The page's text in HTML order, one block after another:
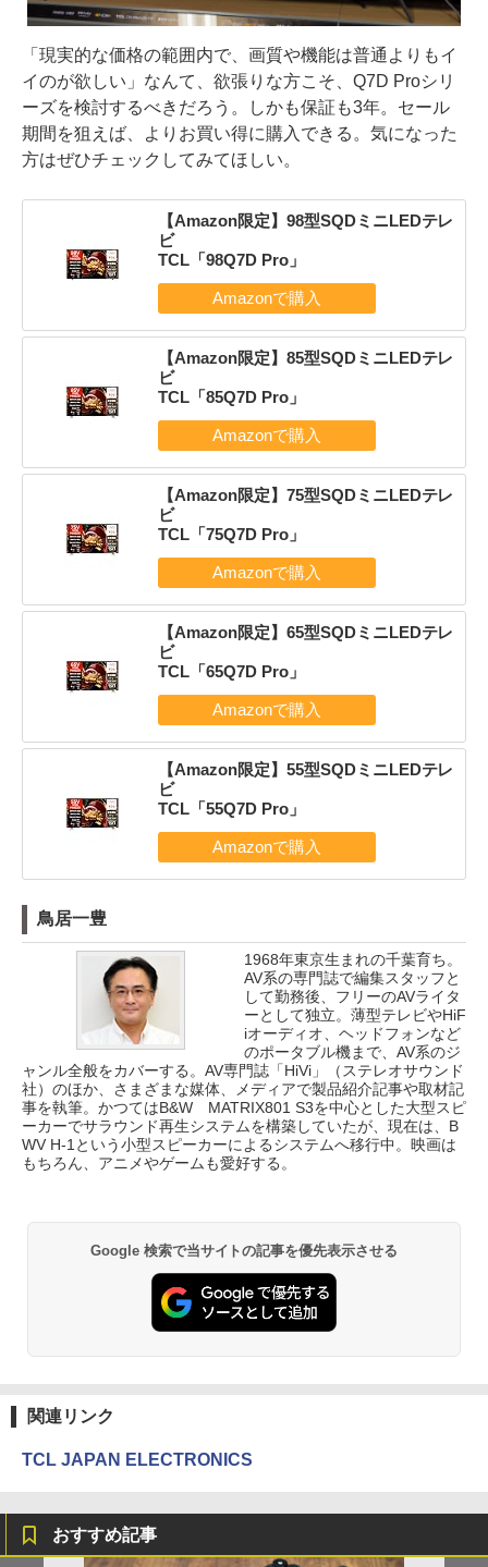
「現実的な価格の範囲内で、画質や機能は普通よりもイ
イのが欲しい」なんて、欲張りな方こそ、Q7D Proシリ
ーズを検討するべきだろう。しかも保証も3年。セール
期間を狙えば、よりお買い得に購入できる。気になった
方はぜひチェックしてみてほしい。
【Amazon限定】98型SQDミニLEDテレ
ビ
TCL「98Q7D Pro」
【Amazon限定】85型SQDミニLEDテレ
ビ
TCL「85Q7D Pro」
【Amazon限定】75型SQDミニLEDテレ
ビ
TCL「75Q7D Pro」
【Amazon限定】65型SQDミニLEDテレ
ビ
TCL「65Q7D Pro」
【Amazon限定】55型SQDミニLEDテレ
ビ
TCL「55Q7D Pro」
鳥居一豊
1968年東京生まれの千葉育ち。
AV系の専門誌で編集スタッフと
して勤務後、フリーのAVライタ
ーとして独立。薄型テレビやHiF
iオーディオ、ヘッドフォンなど
のポータブル機まで、AV系のジ
ャンル全般をカバーする。AV専門誌「HiVi」（ステレオサウンド
社）のほか、さまざまな媒体、メディアで製品紹介記事や取材記
事を執筆。かつてはB&W MATRIX801 S3を中心とした大型スピ
ーカーでサラウンド再生システムを構築していたが、現在は、B
WV H-1という小型スピーカーによるシステムへ移行中。映画は
もちろん、アニメやゲームも愛好する。
Google 検索で当サイトの記事を優先表示させる
関連リンク
TCL JAPAN ELECTRONICS
おすすめ記事